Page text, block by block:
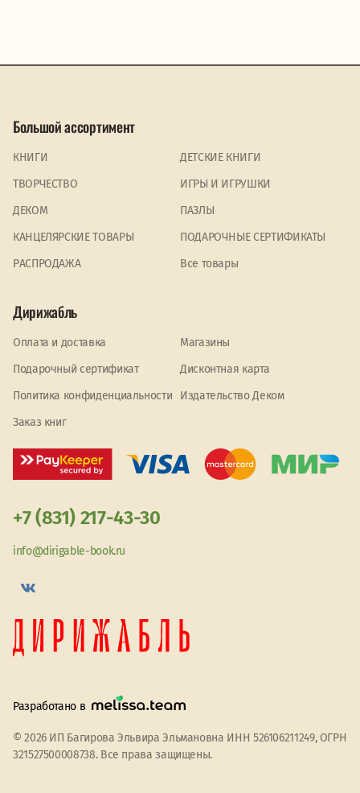
Большой ассортимент
КНИГИ
ДЕТСКИЕ КНИГИ
ТВОРЧЕСТВО
ИГРЫ И ИГРУШКИ
ДЕКОМ
ПАЗЛЫ
КАНЦЕЛЯРСКИЕ ТОВАРЫ
ПОДАРОЧНЫЕ СЕРТИФИКАТЫ
PАСПРОДАЖА
Все товары
Дирижабль
Оплата и доставка
Магазины
Подарочный сертификат
Дисконтная карта
Политика конфиденциальности
Издательство Деком
Заказ книг
+7 (831) 217-43-30
info@dirigable-book.ru
Разработано в
© 2026 ИП Багирова Эльвира Эльмановна ИНН 526106211249, ОГРН
321527500008738. Все права защищены.